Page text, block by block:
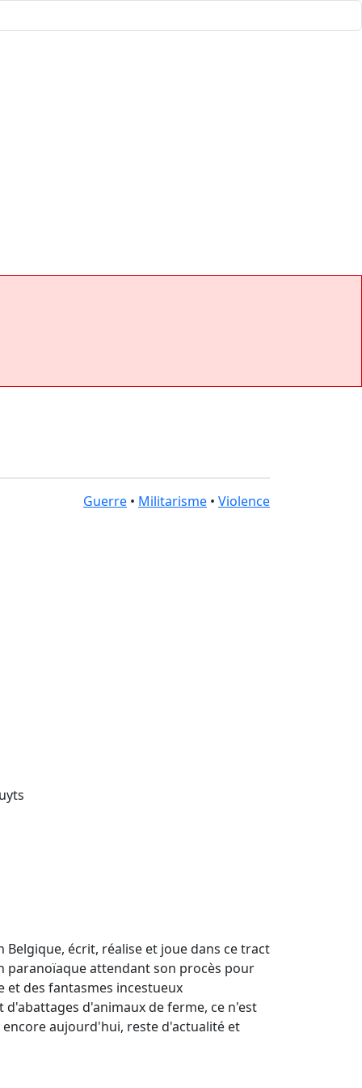
Guerre • Militarisme • Violence
Belgique, écrit, réalise et joue dans ce tract
attendant son procès pour
et des fantasmes incestueux
d'animaux de ferme, ce n'est
aujourd'hui, reste d'actualité et